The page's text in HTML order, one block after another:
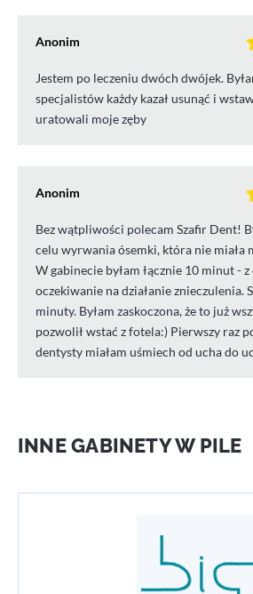
Anonim
Jestem po leczeniu dwóch dwójek.
specjalistów każdy kazał usunąć i
uratowali moje zęby
Anonim
Bez wątpliwości polecam Szafir Dent!
celu wyrwania ósemki, która nie miała
W gabinecie byłam łącznie 10 minut -
oczekiwanie na działanie znieczulenia.
minuty. Byłam zaskoczona, że to już
pozwolił wstać z fotela:) Pierwszy raz
dentysty miałam uśmiech od ucha do
INNE GABINETY W PILE